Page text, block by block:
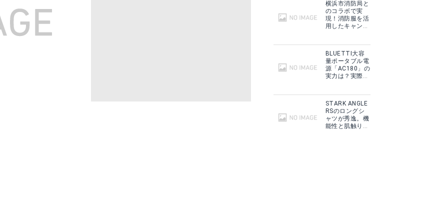
横浜市消防局と
のコラボで実
現！消防服を活
用したキャンプ
BLUETTI大容
量ポータブル電
源「AC180」の
実力は？実際に
STARK ANGLE
RSのロングシ
ャツが秀逸。機
能性と肌触りに